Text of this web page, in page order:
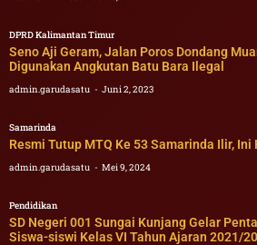
DPRD Kalimantan Timur
Seno Aji Geram, Jalan Poros Dondang
Digunakan Angkutan Batu Bara Ilegal
admin.garudasatu Juni 2, 2023
Samarinda
Resmi Tutup MTQ Ke 53 Samarinda Ilir, Ini
admin.garudasatu Mei 9, 2024
Pendidikan
SD Negeri 001 Sungai Kunjang Gelar
Siswa-siswi Kelas VI Tahun Ajaran 2021/